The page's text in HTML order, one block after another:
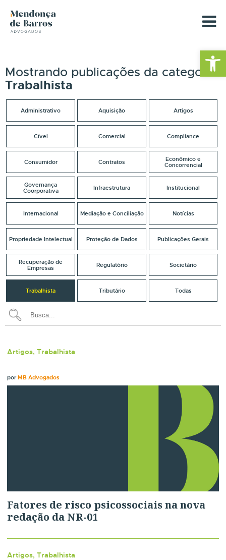
Barra de
Mostrando publicações da categoria
Trabalhista
Administrativo Aquisição Artigos
Cível Comercial Compliance
Consumidor Contratos
Econômico e
Concorrencial
Governança
Coorporativa
Infraestrutura Institucional
Internacional Mediação e Conciliação Notícias
Propriedade Intelectual Proteção de Dados Publicações Gerais
Recuperação de
Empresas
Regulatório Societário
Trabalhista Tributário Todas
Artigos, Trabalhista
porMB Advogados
Fatores de risco psicossociais na nova
redação da NR-01
Artigos, Trabalhista